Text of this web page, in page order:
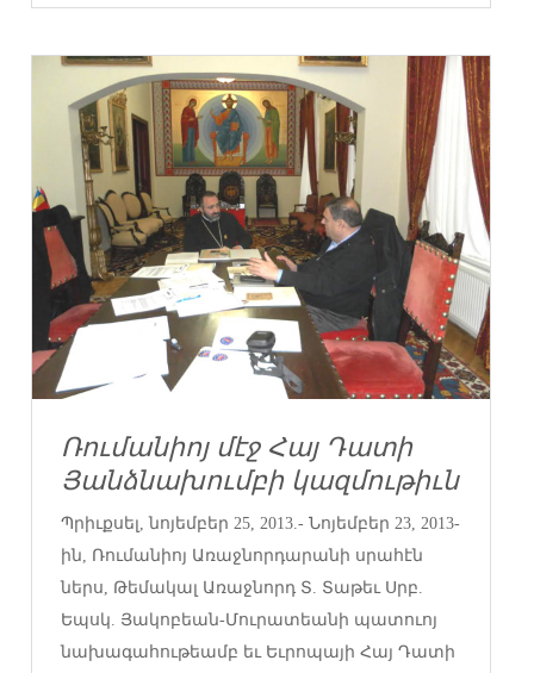
Ռումանիոյ մէջ Հայ Դատի
Յանձնախումբի կազմութիւն
Պրիւքսել, նոյեմբեր 25, 2013.- Նոյեմբեր 23, 2013-
ին, Ռումանիոյ Առաջնորդարանի սրահէն
ներս, Թեմակալ Առաջնորդ Տ. Տաթեւ Սրբ.
Եպսկ. Յակոբեան-Մուրատեանի պատուոյ
նախագահութեամբ եւ Եւրոպայի Հայ Դատի